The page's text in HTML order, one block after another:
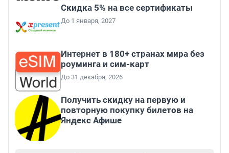
Скидка 5% на все сертификаты
До 1 января, 2027
Интернет в 180+ странах мира без
роуминга и сим-карт
До 31 декабря, 2026
Получить скидку на первую и
повторную покупку билетов на
Яндекс Афише